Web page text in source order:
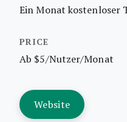
Ein Monat kostenloser
Ab $5/Nutzer/Monat
Website